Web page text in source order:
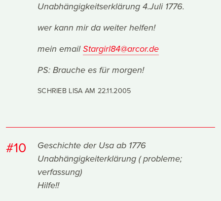
Unabhängigkeitserklärung 4.Juli 1776.
wer kann mir da weiter helfen!
mein emailStargirl84@arcor.de
PS: Brauche es für morgen!
SCHRIEB LISA AM 22.11.2005
#10
Geschichte der Usa ab 1776
Unabhängigkeiterklärung ( probleme;
verfassung)
Hilfe!!